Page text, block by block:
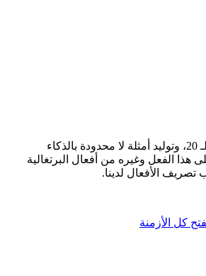
سجّل لفتح كل الأزمنة الـ 20، وتوليد أمثلة لا محدودة بالذكاء
هذا الفعل وغيره من أفعال البرتغالية
تصريف الأفعال لدينا.
كل الأزمنة